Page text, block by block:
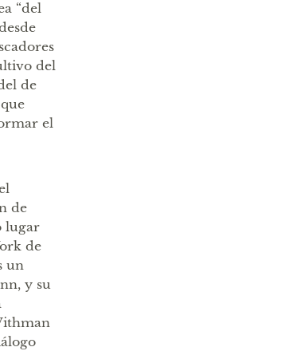
“del
del
de
el
de
lugar
de
un
y su